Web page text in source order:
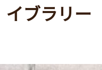
イブラリー